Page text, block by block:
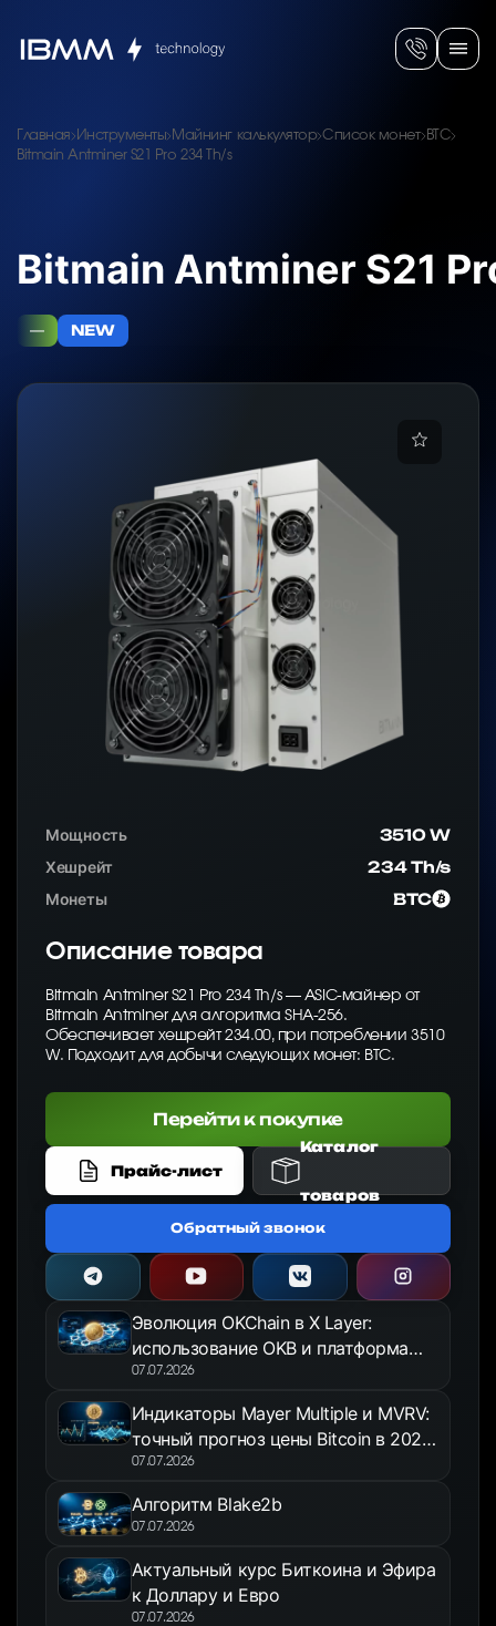
Главная Инструменты Майнинг калькулятор Список монет BTC
Bitmain Antminer S21 Pro 234 Th/s
Bitmain Antminer S21
— NEW
Мощность
3510 W
Хешрейт
234 Th/s
Монеты
BTC
Описание товара
Bitmain Antminer S21 Pro 234 Th/s — ASIC-майнер от
Bitmain Antminer для алгоритма SHA-256.
Обеспечивает хешрейт 234.00, при потреблении 3510
W. Подходит для добычи следующих монет: BTC.
Перейти к покупке
Прайс-лист
Каталог
товаров
Обратный звонок
Эволюция OKChain в X Layer:
использование OKB и платформа
OKX Jumpstart в 2026 году
07.07.2026
Индикаторы Mayer Multiple и MVRV:
точный прогноз цены Bitcoin в 2026
году
07.07.2026
Алгоритм Blake2b
07.07.2026
Актуальный курс Биткоина и Эфира
к Доллару и Евро
07.07.2026